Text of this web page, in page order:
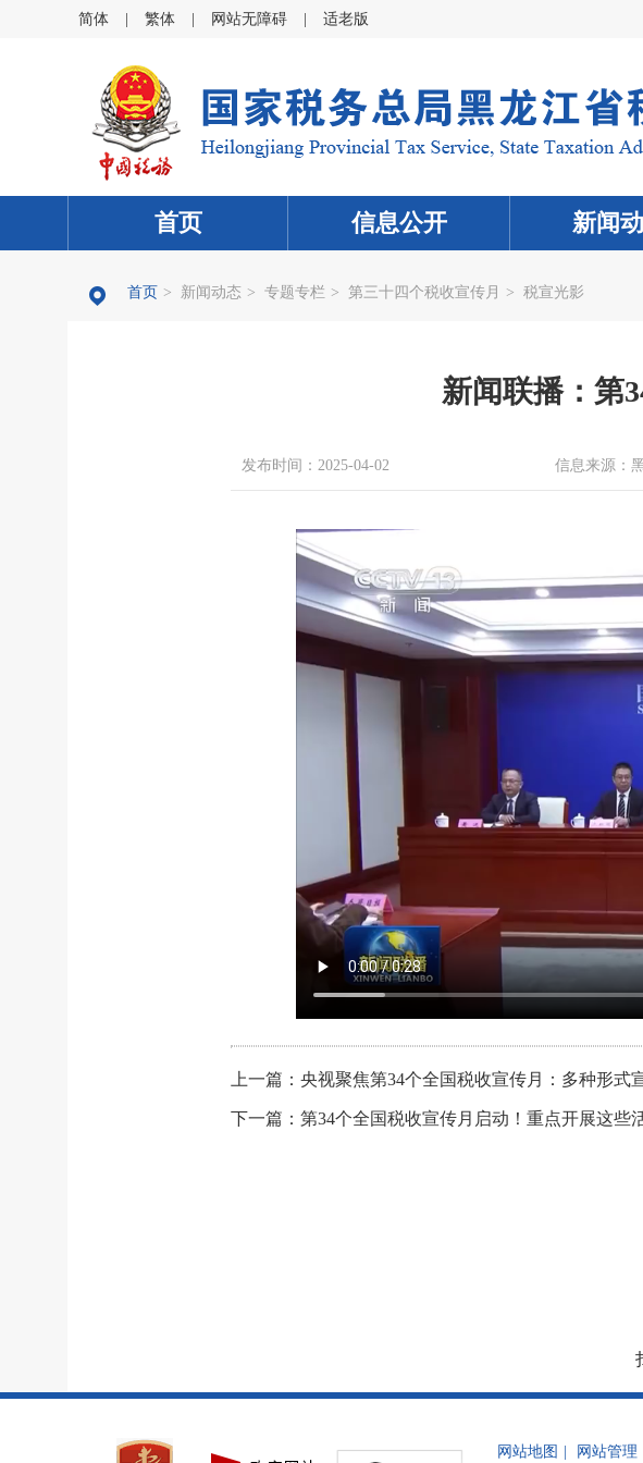
简体 繁体 网站无障碍 适老版
首页 信息公开 新闻
首页 > 新闻动态 > 专题专栏 > 第三十四个税收宣传月 > 税宣光影
新闻联播：第
发布时间：2025-04-02 信息来源：
上一篇：央视聚焦第34个全国税收宣传月：多种形式
下一篇：第34个全国税收宣传月启动！重点开展这些
网站地图 网站管理